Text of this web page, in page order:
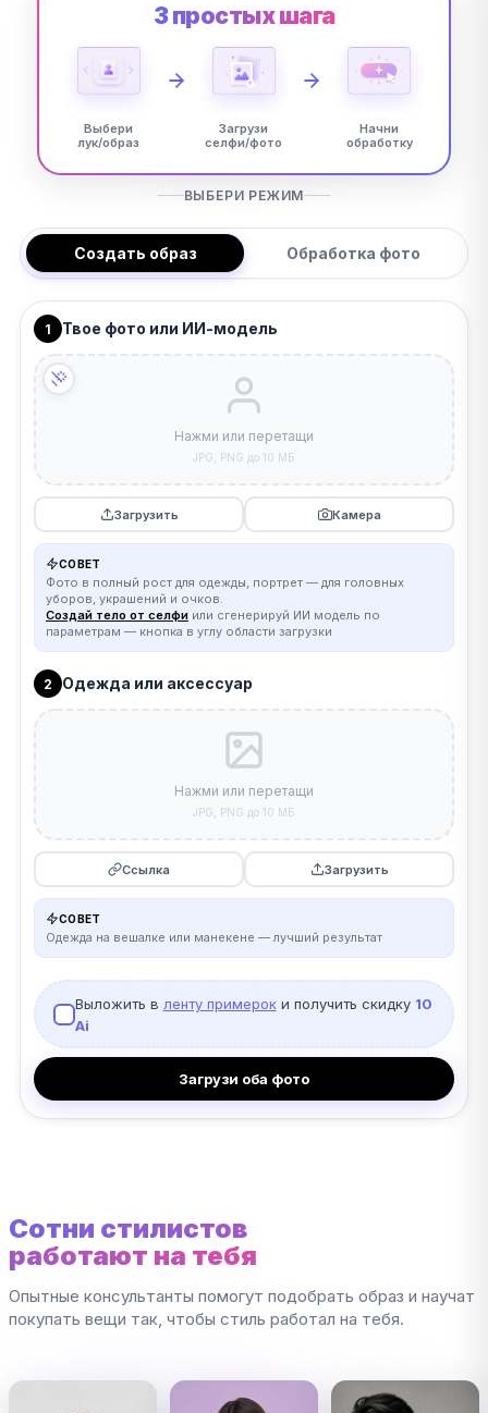
3 простых шага
Выбери
лук/образ
Загрузи
селфи/фото
Начни
обработку
ВЫБЕРИ РЕЖИМ
Создать образ Обработка фото
1 Твое фото или ИИ-модель
Нажми или перетащи
JPG, PNG до 10 МБ
Загрузить Камера
СОВЕТ
Фото в полный рост для одежды, портрет — для головных
уборов, украшений и очков.
Создай тело от селфи или сгенерируй ИИ модель по
параметрам — кнопка в углу области загрузки
2 Одежда или аксессуар
Нажми или перетащи
JPG, PNG до 10 МБ
Ссылка Загрузить
СОВЕТ
Одежда на вешалке или манекене — лучший результат
Выложить в ленту примероки получить скидку 10
Ai
Загрузи оба фото
Сотни стилистов
работают на тебя
Опытные консультанты помогут подобрать образ и научат
покупать вещи так, чтобы стиль работал на тебя.